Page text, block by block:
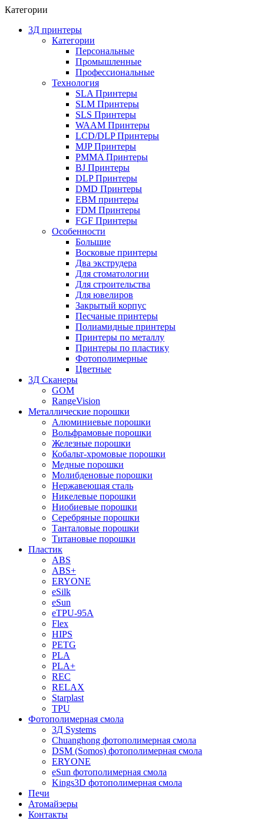
Категории
3Д принтеры
Категории
Персональные
Промышленные
Профессиональные
Технология
SLA Принтеры
SLM Принтеры
SLS Принтеры
WAAM Принтеры
LCD/DLP Принтеры
MJP Принтеры
PMMA Принтеры
BJ Принтеры
DLP Принтеры
DMD Принтеры
EBM принтеры
FDM Принтеры
FGF Принтеры
Особенности
Большие
Восковые принтеры
Два экструдера
Для стоматологии
Для строительства
Для ювелиров
Закрытый корпус
Песчаные принтеры
Полиамидные принтеры
Принтеры по металлу
Принтеры по пластику
Фотополимерные
Цветные
3Д Сканеры
GOM
RangeVision
Металлические порошки
Алюминиевые порошки
Вольфрамовые порошки
Железные порошки
Кобальт-хромовые порошки
Медные порошки
Молибденовые порошки
Нержавеющая сталь
Никелевые порошки
Ниобиевые порошки
Серебряные порошки
Танталовые порошки
Титановые порошки
Пластик
ABS
ABS+
ERYONE
eSilk
eSun
eTPU-95A
Flex
HIPS
PETG
PLA
PLA+
REC
RELAX
Starplast
TPU
Фотополимерная смола
3Д Systems
Chuanghong фотополимерная смола
DSM (Somos) фотополимерная смола
ERYONE
eSun фотополимерная смола
Kings3D фотополимерная смола
Печи
Атомайзеры
Контакты